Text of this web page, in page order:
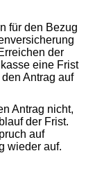
für den Bezug
der
eine Frist
Antrag auf
Antrag nicht,
der Frist.
auf
wieder auf.